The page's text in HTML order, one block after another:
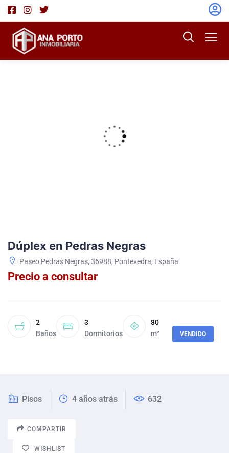
Dúplex en Pedras Negras
Paseo Pedras Negras, 36988, Pontevedra, España
Precio a consultar
2
Baños
3
Dormitorios
80
m²
VENDIDO
Pisos 4 años atrás 632
COMPARTIR
WISHLIST